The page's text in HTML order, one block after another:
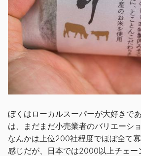
ぼくはローカルスーパーが大好きで
は、まだまだ小売業者のバリエーシ
なんかは上位200社程度でほぼ全て
感じだが、日本では2000以上チェー